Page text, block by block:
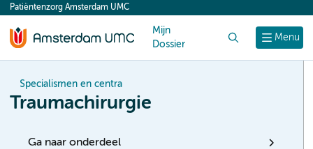
content
Menu
Patiëntenzorg Amsterdam UMC
Mijn
Dossier
Specialismen en centra
Traumachirurgie
Ga naar onderdeel